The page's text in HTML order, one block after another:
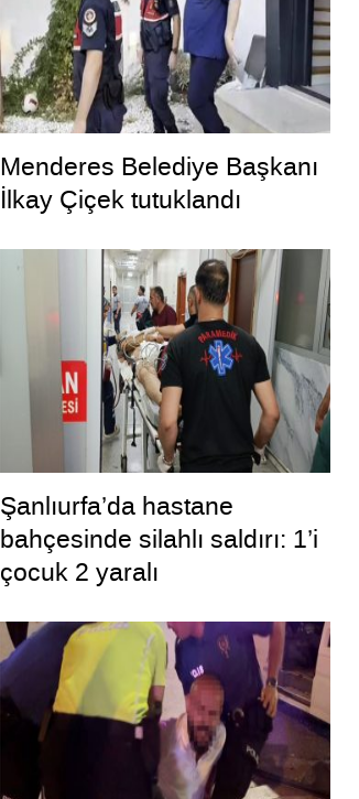
Menderes Belediye Başkanı
İlkay Çiçek tutuklandı
Şanlıurfa’da hastane
bahçesinde silahlı saldırı: 1’i
çocuk 2 yaralı